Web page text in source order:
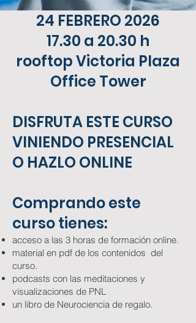
24 FEBRERO 2026
17.30 a 20.30 h
rooftop Victoria Plaza
Office Tower
DISFRUTA ESTE CURSO
VINIENDO PRESENCIAL
O HAZLO ONLINE
Comprando este
curso tienes:
acceso a las 3 horas de formación online.
material en pdf de los contenidos del
curso.
podcasts con las meditaciones y
visualizaciones de PNL
un libro de Neurociencia de regalo.